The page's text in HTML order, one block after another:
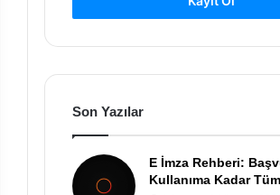
Son Yazılar
E İmza Rehberi:
Kullanıma Kadar